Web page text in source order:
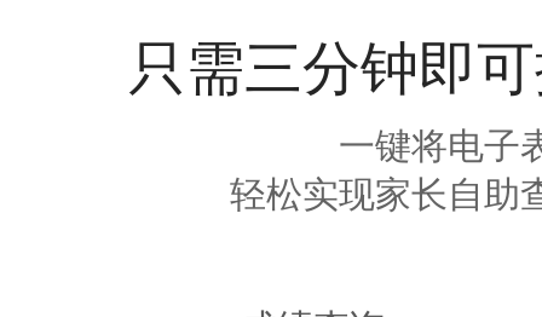
只需三分钟即
一键将电子
轻松实现家长自助